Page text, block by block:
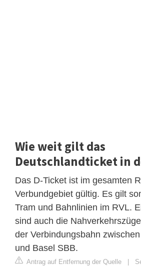
Wie weit gilt das
Deutschlandticket in
Das D-Ticket ist im gesamten
Verbundgebiet gültig. Es gilt
Tram und Bahnlinien im RVL.
sind auch die
der Verbindungsbahn
und Basel SBB.
Antrag auf Entfernung der Quelle |